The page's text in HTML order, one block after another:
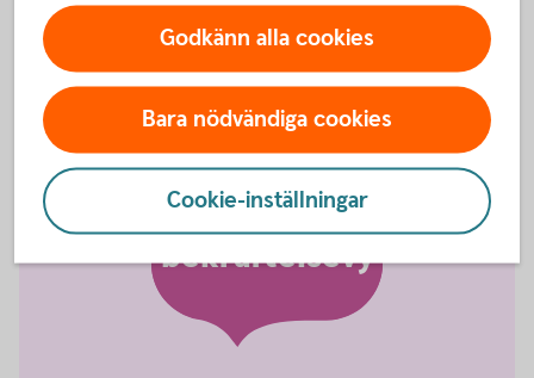
Falsk
bekräftelsevy
Godkänn alla cookies
Bara nödvändiga cookies
Cookie-inställningar